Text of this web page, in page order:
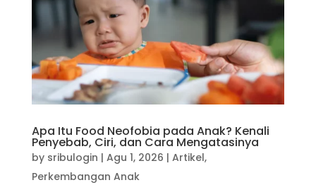
Apa Itu Food Neofobia pada Anak? Kenali
Penyebab, Ciri, dan Cara Mengatasinya
by sribulogin | Agu 1, 2026 | Artikel,
Perkembangan Anak